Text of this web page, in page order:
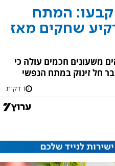
קבעו: המתח
שחקים מאז
משעונים חכמים עולה כי
1 דקות